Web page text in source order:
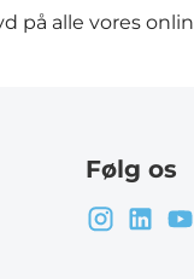
på alle vores
Følg os